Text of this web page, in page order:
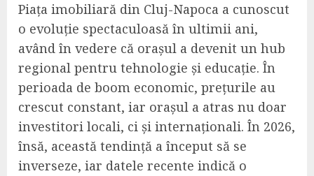
Piața imobiliară din Cluj-Napoca a cunoscut
o evoluție spectaculoasă în ultimii ani,
având în vedere că orașul a devenit un hub
regional pentru tehnologie și educație. În
perioada de boom economic, prețurile au
crescut constant, iar orașul a atras nu doar
investitori locali, ci și internaționali. În 2026,
însă, această tendință a început să se
inverseze, iar datele recente indică o